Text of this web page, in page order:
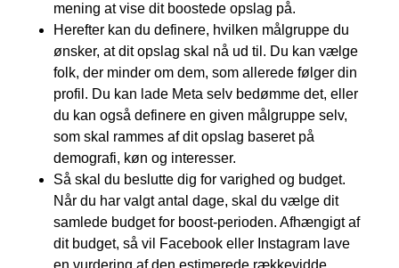
mening at vise dit boostede opslag på.
Herefter kan du definere, hvilken målgruppe du
ønsker, at dit opslag skal nå ud til. Du kan vælge
folk, der minder om dem, som allerede følger din
profil. Du kan lade Meta selv bedømme det, eller
du kan også definere en given målgruppe selv,
som skal rammes af dit opslag baseret på
demografi, køn og interesser.
Så skal du beslutte dig for varighed og budget.
Når du har valgt antal dage, skal du vælge dit
samlede budget for boost-perioden. Afhængigt af
dit budget, så vil Facebook eller Instagram lave